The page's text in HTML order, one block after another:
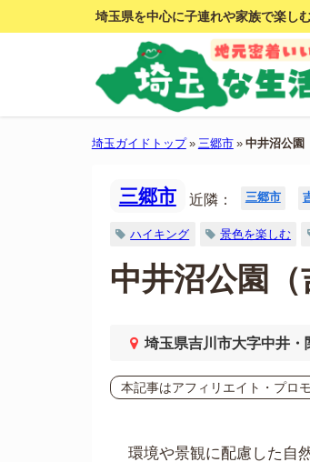
埼玉県を中心に子連れや家族で楽し
埼玉ガイドトップ» 三郷市» 中井沼公園
三郷市 近隣： 三郷市
ハイキング 景色を楽しむ
中井沼公園（
埼玉県吉川市大字中井・
本記事はアフィリエイト・プロ
環境や景観に配慮した自